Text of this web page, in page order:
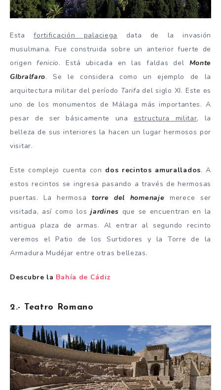
Estafortificación palaciega
data de la invasión
musulmana. Fue construida sobre un anterior fuerte de
origenfenicio. Está ubicada en las faldas del Monte
GIbralfaro. Se le considera como un ejemplo de la
arquitectura militar del período Tarifa del siglo XI. Este es
uno de los monumentos de Málaga más importantes. A
pesar de ser básicamente una estructura militar, la
belleza de sus interiores la hacen un lugar hermosos por
visitar.
Este complejo cuenta con dos recintos amurallados. A
estos recintos se ingresa pasando a través de hermosas
puertas. La hermosa torre del homenaje merece ser
visitada, así como losjardines que se encuentran en la
antigua plaza de armas. Al entrar al segundo recinto
veremos el Patio de los Surtidores y la Torre de la
Armadura Mudéjar entre otras bellezas.
Descubre la Bahía de Cádiz
2.- Teatro Romano